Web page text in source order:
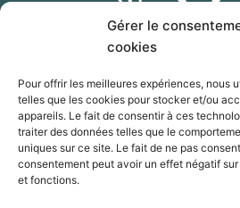
Gérer le
cookies
Pour offrir les meilleures expériences, nous
telles que les cookies pour stocker et/ou
appareils. Le fait de consentir à ces
traiter des données telles que le
uniques sur ce site. Le fait de ne pas
consentement peut avoir un effet négatif
et fonctions.
F
a
c
e
I
n
s
t